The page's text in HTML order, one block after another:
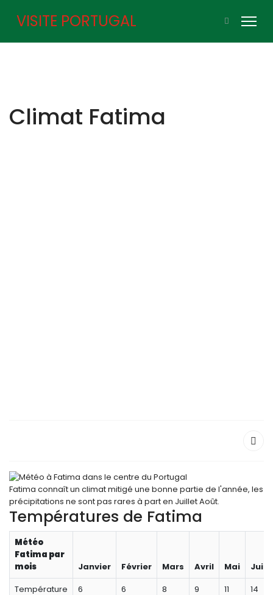
VISITE PORTUGAL
Climat Fatima
Fatima connaît un climat mitigé une bonne partie de l'année, les
précipitations ne sont pas rares à part en Juillet Août.
Températures de Fatima
Météo
Fatima par
mois
Janvier Février Mars Avril Mai
Juin
Température
6 6 8 9 11 14